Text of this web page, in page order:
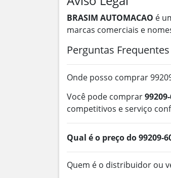
BRASIM AUTOMACAO é
marcas comerciais e
Perguntas Frequentes
Onde posso comprar
Você pode comprar
competitivos e serviço
Qual é o preço do 99209-
Quem é o distribuidor ou